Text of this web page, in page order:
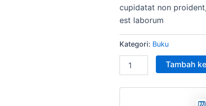
cupidatat non
est laborum
Kategori: Buku
Tambah